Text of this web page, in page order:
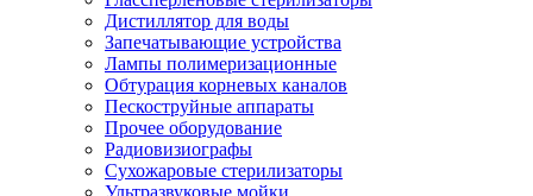
Дистиллятор для воды
Запечатывающие устройства
Лампы полимеризационные
Обтурация корневых каналов
Пескоструйные аппараты
Прочее оборудование
Радиовизиографы
Сухожаровые стерилизаторы